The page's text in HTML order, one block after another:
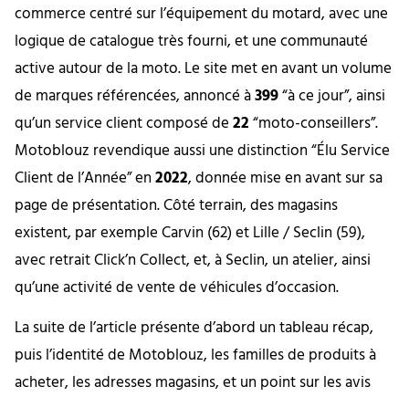
commerce centré sur l’équipement du motard, avec une
logique de catalogue très fourni, et une communauté
active autour de la moto. Le site met en avant un volume
de marques référencées, annoncé à399“à ce jour”, ainsi
qu’un service client composé de22“moto-conseillers”.
Motoblouz revendique aussi une distinction “Élu Service
Client de l’Année” en2022, donnée mise en avant sur sa
page de présentation. Côté terrain, des magasins
existent, par exemple Carvin (62) et Lille / Seclin (59),
avec retrait Click’n Collect, et, à Seclin, un atelier, ainsi
qu’une activité de vente de véhicules d’occasion.
La suite de l’article présente d’abord un tableau récap,
puis l’identité de Motoblouz, les familles de produits à
acheter, les adresses magasins, et un point sur les avis